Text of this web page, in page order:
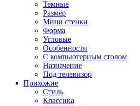
Темные
Размер
Мини стенки
Форма
Угловые
Особенности
С компьютерным столом
Назначение
Под телевизор
Прихожие
Стиль
Классика